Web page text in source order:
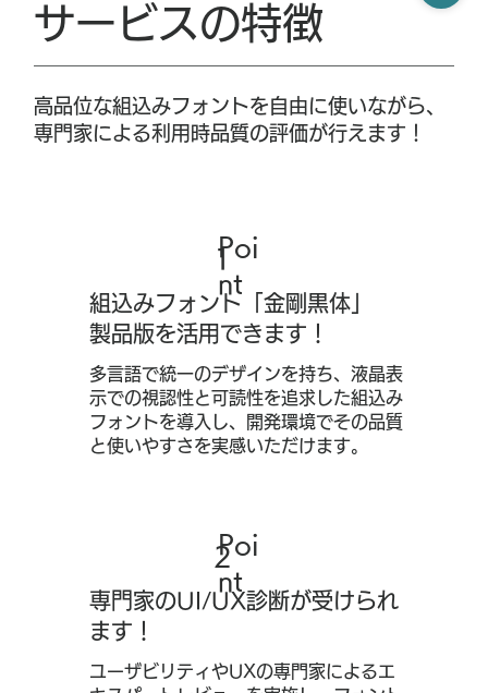
サービスの​特徴
高品位な組込みフォントを自由に使いながら、
専門家による利用時品質の評価が行えます！
Poi
nt
1
組込みフォント「金剛黒体」
製品版を活用できます！
多言語で統一のデザインを持ち、液晶表
示での視認性と可読性を追求した組込み
フォントを導入し、開発環境でその品質
と使いやすさを実感いただけます。
Poi
nt
2
専門家のUI/UX診断が受けられ
ます！
ユーザビリティやUXの専門家によるエ